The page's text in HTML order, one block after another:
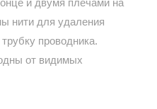
и двумя плечами на
нити для удаления
проводника.
от видимых